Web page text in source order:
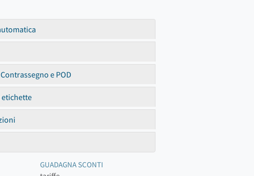
e POD
etichette
GUADAGNA SCONTI